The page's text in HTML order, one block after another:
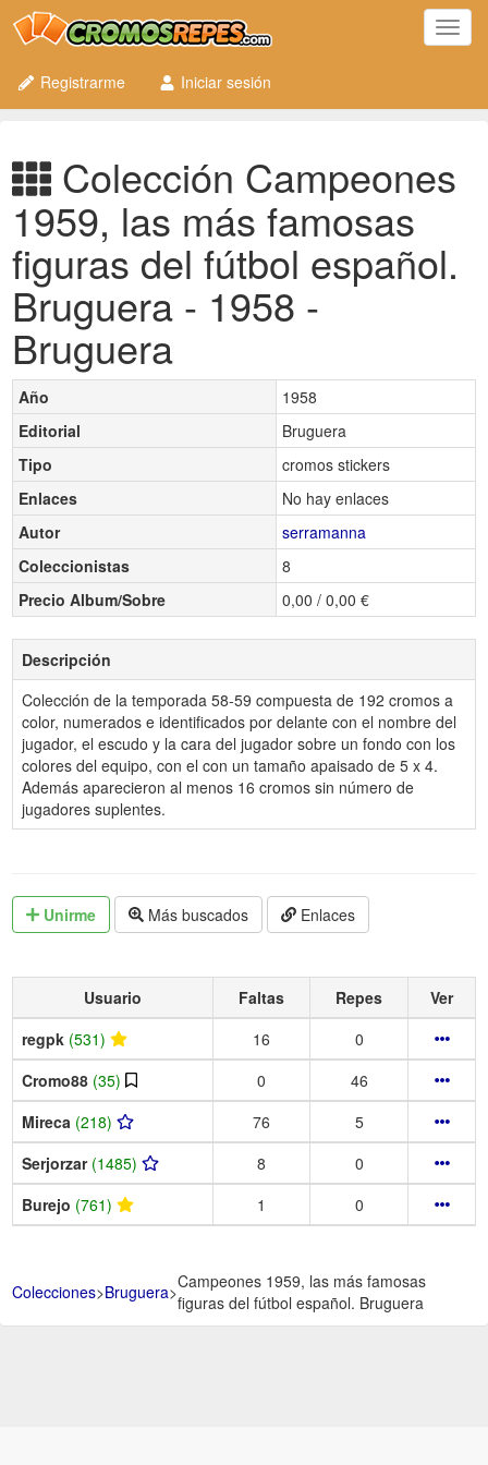
Registrarme
Iniciar sesión
Colección Campeones
1959, las más famosas
figuras del fútbol español.
Bruguera - 1958 -
Bruguera
Año
1958
Editorial
Bruguera
Tipo
cromos stickers
Enlaces
No hay enlaces
Autor
serramanna
Coleccionistas
8
Precio Album/Sobre
0,00 / 0,00 €
Descripción
Colección de la temporada 58-59 compuesta de 192 cromos a
color, numerados e identificados por delante con el nombre del
jugador, el escudo y la cara del jugador sobre un fondo con los
colores del equipo, con el con un tamaño apaisado de 5 x 4.
Además aparecieron al menos 16 cromos sin número de
jugadores suplentes.
Unirme Más buscados Enlaces
Usuario Faltas Repes
Ver
regpk (531) 16
0
Cromo88 (35) 0
46
Mireca (218) 76
5
Serjorzar (1485) 8
0
Burejo (761) 1 0
Colecciones>Bruguera>Campeones 1959, las más famosas
figuras del fútbol español. Bruguera